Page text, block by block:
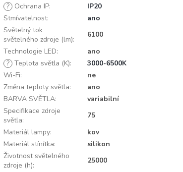
? Ochrana IP:
IP20
Stmívatelnost:
ano
Světelný tok
světelného zdroje (lm):
6100
Technologie LED:
ano
? Teplota světla (K):
3000-6500K
Wi-Fi:
ne
Změna teploty světla:
ano
BARVA SVĚTLA:
variabilní
Specifikace zdroje
světla:
75
Materiál lampy:
kov
Materiál stínítka:
silikon
Životnost světelného
zdroje (h):
25000